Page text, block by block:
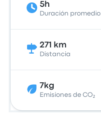
5h
Duración promedio
271 km
Distancia
7kg
Emisiones de CO₂